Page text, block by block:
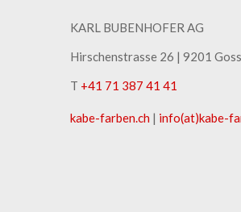
KARL BUBENHOFER AG
Hirschenstrasse 26 | ​9201
T +41 71 387 41 41
kabe-​farben.ch | info(at)kabe-​